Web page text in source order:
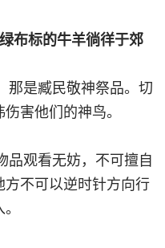
布标的牛羊徜徉于郊
是臧民敬神祭品。切
害他们的神鸟。
观看无妨，不可擅自
不可以逆时针方向行